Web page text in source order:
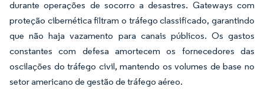
durante operações de socorro a desastres. Gateways com
proteção cibernética filtram o tráfego classificado, garantindo
que não haja vazamento para canais públicos. Os gastos
constantes com defesa amortecem os fornecedores das
oscilações do tráfego civil, mantendo os volumes de base no
setor americano de gestão de tráfego aéreo.